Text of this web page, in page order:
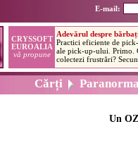
E-mail:
Cărți
Un